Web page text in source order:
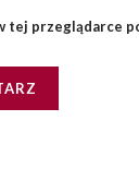
tej przeglądarce